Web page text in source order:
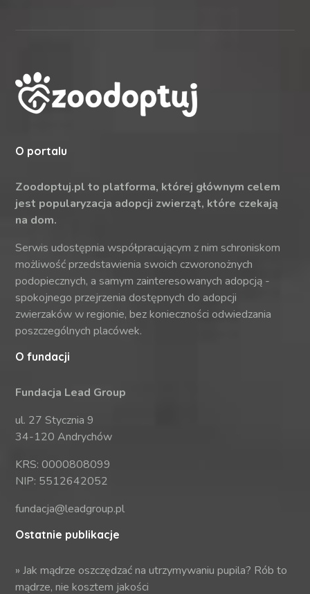
O portalu
Zoodoptuj.pl to platforma, której głównym celem
jest popularyzacja adopcji zwierząt, które czekają
na dom.
Serwis udostępnia współpracującym z nim schroniskom
możliwość przedstawienia swoich czworonożnych
podopiecznych, a samym zainteresowanych adopcją -
spokojnego przejrzenia dostępnych do adopcji
zwierzaków w regionie, bez konieczności odwiedzania
poszczególnych placówek.
O fundacji
Fundacja Lead Group
ul. 27 Stycznia 9
34-120 Andrychów
KRS: 0000808099
NIP: 5512642052
fundacja@leadgroup.pl
Ostatnie publikacje
»Jak mądrze oszczędzać na utrzymywaniu pupila? Rób to
mądrze, nie kosztem jakości